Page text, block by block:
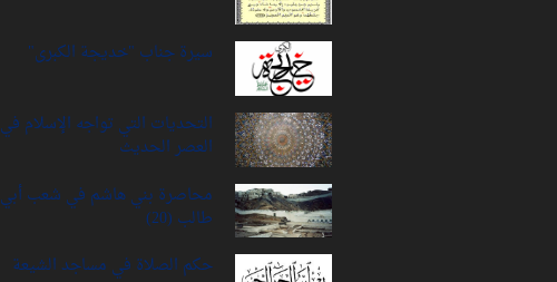
سيرة‌ جناب "خديجة‌ الكبرى"
التحديات التي تواجه الإسلام في
العصر الحديث
محاصرة بني هاشم في شعب أبي
طالب (20)
حكم الصلاة في مساجد الشيعة